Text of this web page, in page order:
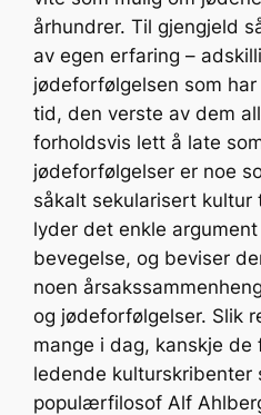
århundrer. Til gjengjeld
av egen erfaring –
jødeforfølgelsen som
tid, den verste av dem
forholdsvis lett å late
jødeforfølgelser er noe
såkalt sekularisert kultur
lyder det enkle
bevegelse, og beviser
noen
og jødeforfølgelser. Slik
mange i dag, kanskje de
ledende kulturskribenter
populærfilosof Alf